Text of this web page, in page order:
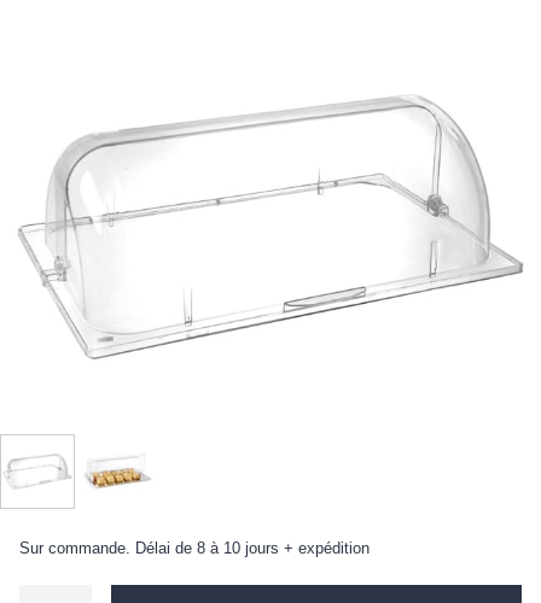
Sur commande. Délai de 8 à 10 jours + expédition